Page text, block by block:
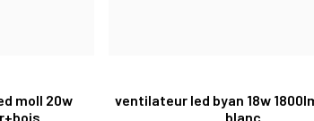
moll 20w
ventilateur led byan 18w
blanc